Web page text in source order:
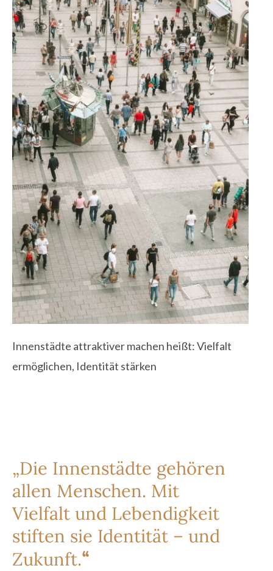
Innenstädte attraktiver machen heißt: Vielfalt
ermöglichen, Identität stärken
„Die Innenstädte gehören
allen Menschen. Mit
Vielfalt und Lebendigkeit
stiften sie Identität – und
Zukunft.“